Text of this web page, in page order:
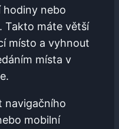
hodiny nebo
Takto ‍máte větší
místo a vyhnout
místa ‌v
navigačního
mobilní